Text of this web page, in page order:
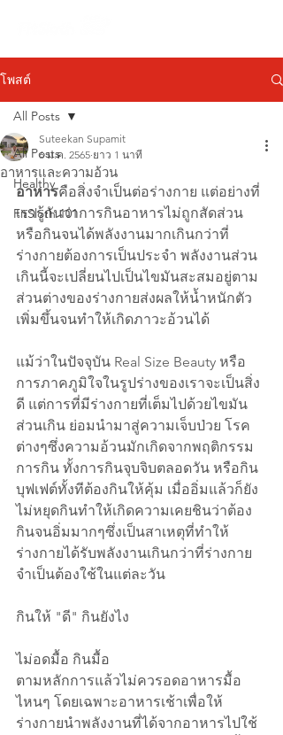
โพสต์
All Posts
Healthy
FitSloth 101
All Posts
อาหารและความอ้วน
Suteekan Supamit
6 ม.ค. 2565 ยาว 1 นาที
อาหารคือสิ่งจำเป็นต่อร่างกาย แต่อย่างที่
เรารู้กันว่าการกินอาหารไม่ถูกสัดส่วน
หรือกินจนได้พลังงานมากเกินกว่าที่
ร่างกายต้องการเป็นประจำ พลังงานส่วน
เกินนี้จะเปลี่ยนไปเป็นไขมันสะสมอยู่ตาม
ส่วนต่างของร่างกายส่งผลให้น้ำหนักตัว
เพิ่มขึ้นจนทำให้เกิดภาวะอ้วนได้
แม้ว่าในปัจจุบัน Real Size Beauty หรือ
การภาคภูมิใจในรูปร่างของเราจะเป็นสิ่ง
ดี แต่การที่มีร่างกายที่เต็มไปด้วยไขมัน
ส่วนเกิน ย่อมนำมาสู่ความเจ็บป่วย โรค
ต่างๆซึ่งความอ้วนมักเกิดจากพฤติกรรม
การกิน ทั้งการกินจุบจิบตลอดวัน หรือกิน
บุฟเฟต์ทั้งทีต้องกินให้คุ้ม เมื่ออิ่มแล้วก็ยัง
ไม่หยุดกินทำให้เกิดความเคยชินว่าต้อง
กินจนอิ่มมากๆซึ่งเป็นสาเหตุที่ทำให้
ร่างกายได้รับพลังงานเกินกว่าที่ร่างกาย
จำเป็นต้องใช้ในแต่ละวัน
กินให้ "ดี" กินยังไง
ไม่อดมื้อ กินมื้อ
ตามหลักการแล้วไม่ควรอดอาหารมื้อ
ไหนๆ โดยเฉพาะอาหารเช้าเพื่อให้
ร่างกายนำพลังงานที่ได้จากอาหารไปใช้